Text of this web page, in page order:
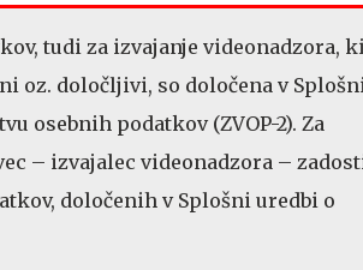
tudi za izvajanje videonadzora, ki
oz. določljivi, so določena v Splošni
osebnih podatkov (ZVOP-2). Za
– izvajalec videonadzora –
določenih v Splošni uredbi o